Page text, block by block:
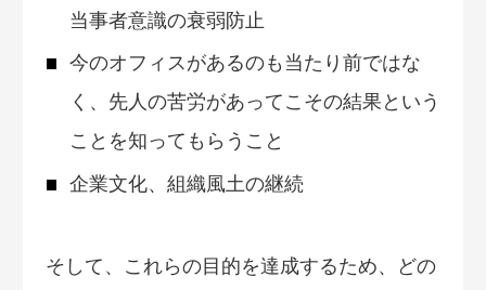
当事者意識の衰弱防止
今のオフィスがあるのも当たり前ではな
く、先人の苦労があってこその結果という
ことを知ってもらうこと
企業文化、組織風土の継続
そして、これらの目的を達成するため、どの